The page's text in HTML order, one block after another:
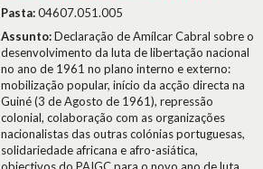
Pasta:04607.051.005
Assunto:Declaração de Amílcar Cabral sobre o
desenvolvimento da luta de libertação nacional
no ano de 1961 no plano interno e externo:
mobilização popular, início da acção directa na
Guiné (3 de Agosto de 1961), repressão
colonial, colaboração com as organizações
nacionalistas das outras colónias portuguesas,
solidariedade africana e afro-asiática,